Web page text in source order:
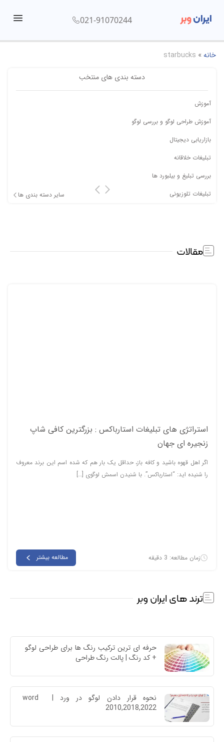
ایرانوبر 021-91070244
خانه»
starbucks
دسته بندی های منتخب
آموزش
آموزش طراحی لوگو و بررسی لوگو
بازاریابی دیجیتال
تبلیغات خلاقانه
بررسی تبلیغ و بیلبورد ها
تبلیغات تلوزیونی
سایر دسته بندی ها
مقالات
استراتژی های تبلیغات استارباکس : بزرگترین کافی شاپ
زنجیره ای جهان
اگر اهل قهوه باشید و کافه باز، حداقل یک بار هم که شده اسم این برند معروف
را شنیده اید: “استارباکس”. با شنیدن اسمش لوگوی […]
زمان مطالعه: 3 دقیقه مطالعه بیشتر
ترند های ایران وبر
حرفه ای ترین ترکیب رنگ ها برای طراحی لوگو
+ کد رنگ | پالت رنگ طراحی
نحوه قرار دادن لوگو در ورد | word
2010,2018,2022